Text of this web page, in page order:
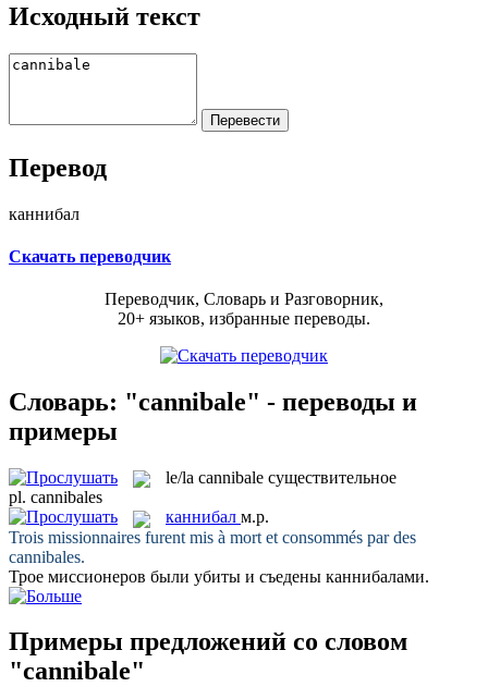
Исходный текст
Перевод
каннибал
Скачать переводчик
Переводчик, Словарь и Разговорник,
20+ языков, избранные переводы.
Словарь: "cannibale" - переводы и
примеры
le/la cannibale существительное
pl. cannibales
каннибал м.р.
Trois missionnaires furent mis à mort et consommés par des
cannibales.
Трое миссионеров были убиты и съедены каннибалами.
Примеры предложений со словом
"cannibale"